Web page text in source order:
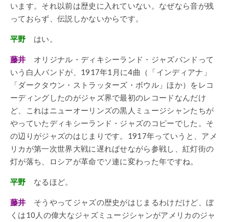
います。それ以前は歴史に入れていない。なぜなら音が残
っておらず、伝説しかないからです。
平野 はい。
藤井 オリジナル・ディキシーランド・ジャズバンドって
いう白人バンドが、1917年1月に4曲（「インディアナ」
「ダークタウン・ストラッターズ・ボウル」ほか）をレコ
ーディングしたのがジャズ界で最初のレコードなんだけ
ど、これはニューオーリンズの黒人ミュージシャンたちが
やっていたディキシーランド・ジャズのコピーでした。そ
の辺りがジャズのはじまりです。1917年っていうと、アメ
リカが第一次世界大戦に遅ればせながら参戦し、紅灯街の
灯が落ち、ロシアが革命でソ連に変わった年ですね。
平野 なるほど。
藤井 そうやってジャズの歴史がはじまるわけだけど、ぼ
くは10人の偉大なジャズミュージシャンがアメリカのジャ